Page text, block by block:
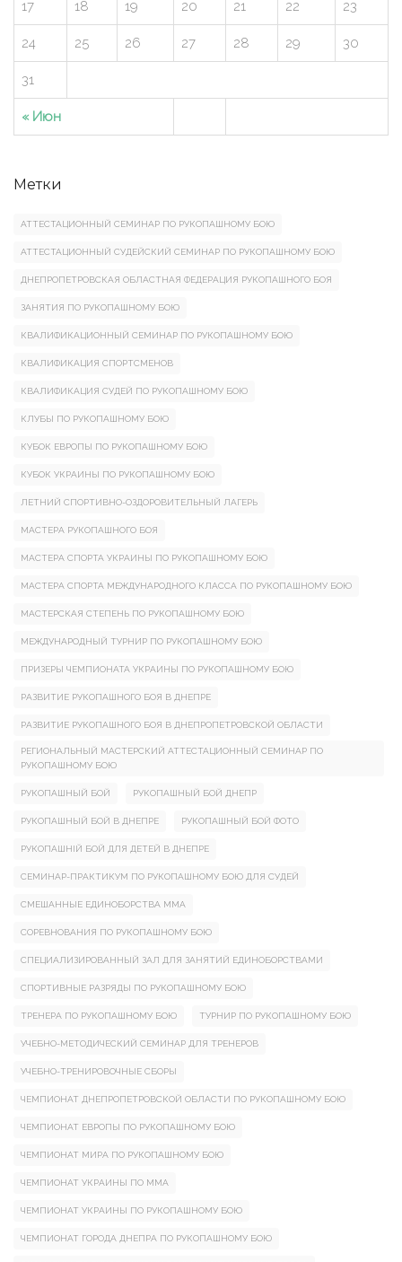
« Июн
17 18 19 20 21 22 23
24 25 26 27 28 29 30
31
Метки
АТТЕСТАЦИОННЫЙ СЕМИНАР ПО РУКОПАШНОМУ БОЮ
АТТЕСТАЦИОННЫЙ СУДЕЙСКИЙ СЕМИНАР ПО РУКОПАШНОМУ БОЮ
ДНЕПРОПЕТРОВСКАЯ ОБЛАСТНАЯ ФЕДЕРАЦИЯ РУКОПАШНОГО БОЯ
ЗАНЯТИЯ ПО РУКОПАШНОМУ БОЮ
КВАЛИФИКАЦИОННЫЙ СЕМИНАР ПО РУКОПАШНОМУ БОЮ
КВАЛИФИКАЦИЯ СПОРТСМЕНОВ
КВАЛИФИКАЦИЯ СУДЕЙ ПО РУКОПАШНОМУ БОЮ
КЛУБЫ ПО РУКОПАШНОМУ БОЮ
КУБОК ЕВРОПЫ ПО РУКОПАШНОМУ БОЮ
КУБОК УКРАИНЫ ПО РУКОПАШНОМУ БОЮ
ЛЕТНИЙ СПОРТИВНО-ОЗДОРОВИТЕЛЬНЫЙ ЛАГЕРЬ
МАСТЕРА РУКОПАШНОГО БОЯ
МАСТЕРА СПОРТА УКРАИНЫ ПО РУКОПАШНОМУ БОЮ
МАСТЕРА СПОРТА МЕЖДУНАРОДНОГО КЛАССА ПО РУКОПАШНОМУ БОЮ
МАСТЕРСКАЯ СТЕПЕНЬ ПО РУКОПАШНОМУ БОЮ
МЕЖДУНАРОДНЫЙ ТУРНИР ПО РУКОПАШНОМУ БОЮ
ПРИЗЕРЫ ЧЕМПИОНАТА УКРАИНЫ ПО РУКОПАШНОМУ БОЮ
РАЗВИТИЕ РУКОПАШНОГО БОЯ В ДНЕПРЕ
РАЗВИТИЕ РУКОПАШНОГО БОЯ В ДНЕПРОПЕТРОВСКОЙ ОБЛАСТИ
РЕГИОНАЛЬНЫЙ МАСТЕРСКИЙ АТТЕСТАЦИОННЫЙ СЕМИНАР ПО
РУКОПАШНОМУ БОЮ
РУКОПАШНЫЙ БОЙ РУКОПАШНЫЙ БОЙ ДНЕПР
РУКОПАШНЫЙ БОЙ В ДНЕПРЕ РУКОПАШНЫЙ БОЙ ФОТО
РУКОПАШНІЙ БОЙ ДЛЯ ДЕТЕЙ В ДНЕПРЕ
СЕМИНАР-ПРАКТИКУМ ПО РУКОПАШНОМУ БОЮ ДЛЯ СУДЕЙ
СМЕШАННЫЕ ЕДИНОБОРСТВА ММА
СОРЕВНОВАНИЯ ПО РУКОПАШНОМУ БОЮ
СПЕЦИАЛИЗИРОВАННЫЙ ЗАЛ ДЛЯ ЗАНЯТИЙ ЕДИНОБОРСТВАМИ
СПОРТИВНЫЕ РАЗРЯДЫ ПО РУКОПАШНОМУ БОЮ
ТРЕНЕРА ПО РУКОПАШНОМУ БОЮ ТУРНИР ПО РУКОПАШНОМУ БОЮ
УЧЕБНО-МЕТОДИЧЕСКИЙ СЕМИНАР ДЛЯ ТРЕНЕРОВ
УЧЕБНО-ТРЕНИРОВОЧНЫЕ СБОРЫ
ЧЕМПИОНАТ ДНЕПРОПЕТРОВСКОЙ ОБЛАСТИ ПО РУКОПАШНОМУ БОЮ
ЧЕМПИОНАТ ЕВРОПЫ ПО РУКОПАШНОМУ БОЮ
ЧЕМПИОНАТ МИРА ПО РУКОПАШНОМУ БОЮ
ЧЕМПИОНАТ УКРАИНЫ ПО ММА
ЧЕМПИОНАТ УКРАИНЫ ПО РУКОПАШНОМУ БОЮ
ЧЕМПИОНАТ ГОРОДА ДНЕПРА ПО РУКОПАШНОМУ БОЮ